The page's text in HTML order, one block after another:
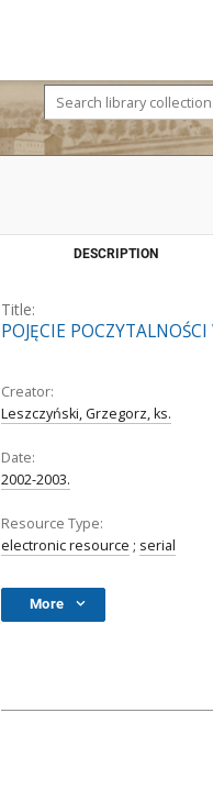
DESCRIPTION
Title:
POJĘCIE
Creator:
Leszczyński, Grzegorz, ks.
Date:
2002-2003.
Resource Type:
electronic resource ; serial
More